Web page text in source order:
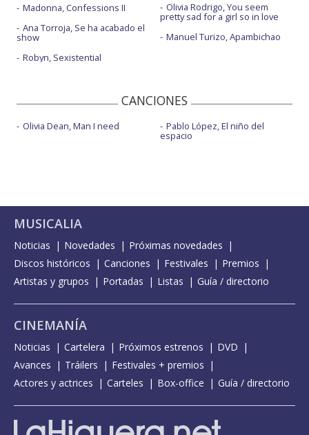
Madonna, Confessions II
Ana Torroja, Se ha acabado el
show
Robyn, Sexistential
Olivia Rodrigo, You seem
pretty sad for a girl so in love
Manuel Turizo, Apambichao
CANCIONES
Olivia Dean, Man I need Pablo López, El niño del
espacio
MUSICALIA
Noticias Novedades
Próximas novedades
Discos históricos
Canciones Festivales
Premios
Artistas y grupos
Portadas Listas Guía / directorio
CINEMANÍA
Noticias Cartelera Próximos estrenos
DVD
Avances
Tráilers
Festivales + premios
Actores y actrices
Carteles Box-office Guía / directorio